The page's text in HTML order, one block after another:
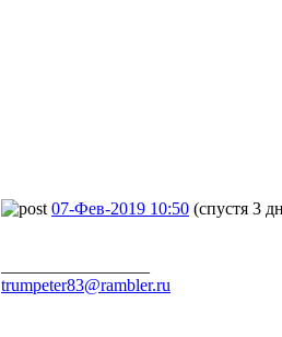
07-Фев-2019 10:50 (спустя 3
trumpeter83@rambler.ru